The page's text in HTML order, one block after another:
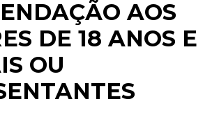
AOS
DE 18 ANOS E
OU